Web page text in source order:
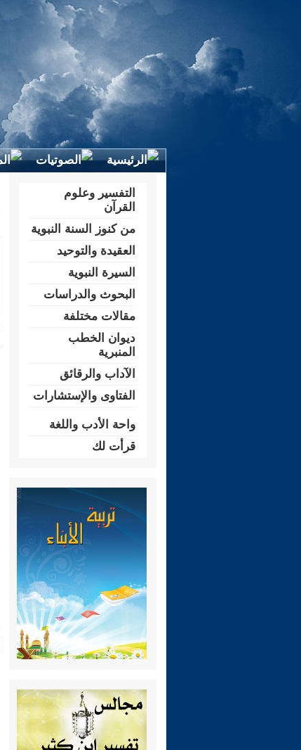
التفسير وعلوم
القرآن
من كنوز السنة النبوية
العقيدة والتوحيد
السيرة النبوية
البحوث والدراسات
مقالات مختلفة
ديوان الخطب
المنبرية
الآداب والرقائق
الفتاوى والإستشارات
واحة الأدب واللغة
قرأت لك